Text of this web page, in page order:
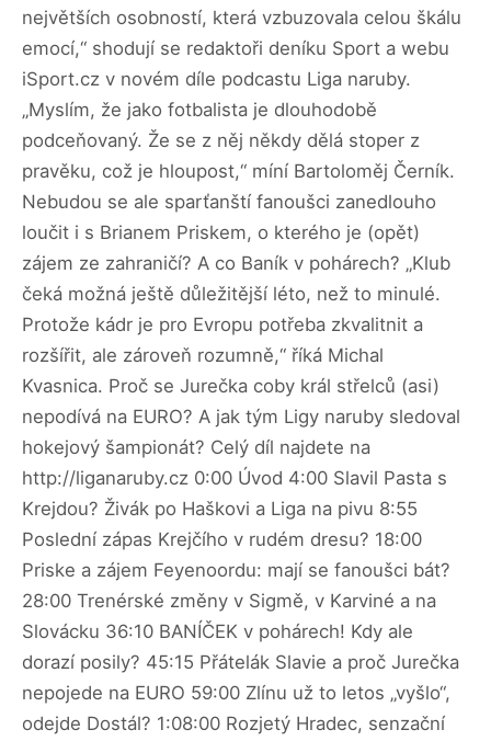
největších osobností, která vzbuzovala celou škálu
emocí,“ shodují se redaktoři deníku Sport a webu
iSport.cz v novém díle podcastu Liga naruby.
„Myslím, že jako fotbalista je dlouhodobě
podceňovaný. Že se z něj někdy dělá stoper z
pravěku, což je hloupost,“ míní Bartoloměj Černík.
Nebudou se ale sparťanští fanoušci zanedlouho
loučit i s Brianem Priskem, o kterého je (opět)
zájem ze zahraničí? A co Baník v pohárech? „Klub
čeká možná ještě důležitější léto, než to minulé.
Protože kádr je pro Evropu potřeba zkvalitnit a
rozšířit, ale zároveň rozumně,“ říká Michal
Kvasnica. Proč se Jurečka coby král střelců (asi)
nepodívá na EURO? A jak tým Ligy naruby sledoval
hokejový šampionát? Celý díl najdete na
http://liganaruby.cz 0:00 Úvod 4:00 Slavil Pasta s
Krejdou? Živák po Haškovi a Liga na pivu 8:55
Poslední zápas Krejčího v rudém dresu? 18:00
Priske a zájem Feyenoordu: mají se fanoušci bát?
28:00 Trenérské změny v Sigmě, v Karviné a na
Slovácku 36:10 BANÍČEK v pohárech! Kdy ale
dorazí posily? 45:15 Přátelák Slavie a proč Jurečka
nepojede na EURO 59:00 Zlínu už to letos „vyšlo“,
odejde Dostál? 1:08:00 Rozjetý Hradec, senzační